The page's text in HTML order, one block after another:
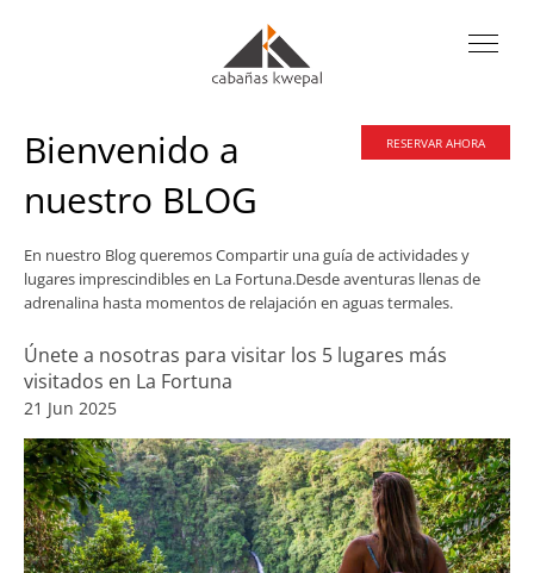
RESERVAR AHORA
Bienvenido a
nuestro BLOG
En nuestro Blog queremos Compartir una guía de actividades y
lugares imprescindibles en La Fortuna.Desde aventuras llenas de
adrenalina hasta momentos de relajación en aguas termales.
Únete a nosotras para visitar los 5 lugares más
visitados en La Fortuna
21 Jun 2025